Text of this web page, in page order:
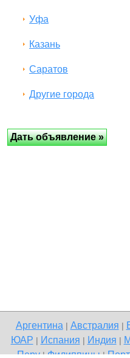
Уфа
Казань
Саратов
Другие города
Аргентина| Австралия
ЮАР Испания Индия
Перу|Филиппины|